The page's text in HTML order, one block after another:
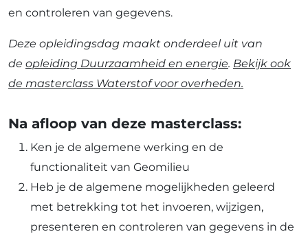
en controleren van gegevens.
Deze opleidingsdag maakt onderdeel uit van
de opleiding Duurzaamheid en energie. Bekijk ook
de masterclass Waterstof voor overheden.
Na afloop van deze masterclass:
Ken je de algemene werking en de
functionaliteit van Geomilieu
Heb je de algemene mogelijkheden geleerd
met betrekking tot het invoeren, wijzigen,
presenteren en controleren van gegevens in de